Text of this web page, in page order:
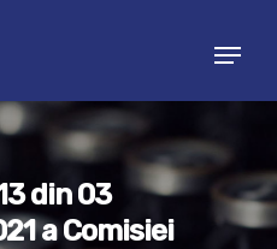
ESC to close
din 03
a Comisiei